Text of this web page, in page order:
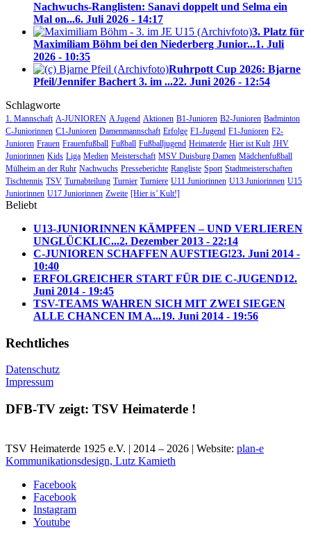
Nachwuchs-Ranglisten: Sanavi doppelt und Selma ein
Mal on...6. Juli 2026 - 14:17
3. Platz für
Maximiliam Böhm bei den Niederberg Junior...1. Juli
2026 - 10:35
Ruhrpott Cup 2026: Bjarne
Pfeil/Jennifer Bachert 3. im ...22. Juni 2026 - 12:54
Schlagworte
1. Mannschaft A-JUNIOREN A Jugend Aktionen B1-Junioren B2-Junioren Badminton
C-Juniorinnen C1-Junioren Damenmannschaft Erfolge F1-Jugend F1-Junioren F2-
Junioren Frauen Frauenfußball Fußball Fußballjugend Heimaterde Hier ist Kult JHV
Juniorinnen Kids Liga Medien Meisterschaft MSV Duisburg Damen Mädchenfußball
Mülheim an der Ruhr Nachwuchs Presseberichte Rangliste Sport Stadtmeisterschaften
Tischtennis TSV Turnabteilung Turnier Turniere U11 Juniorinnen U13 Juniorinnen U15
Juniorinnen U17 Juniorinnen Zweite [Hier is’ Kult!]
Beliebt
U13-JUNIORINNEN KÄMPFEN – UND VERLIEREN
UNGLÜCKLIC...2. Dezember 2013 - 22:14
C-JUNIOREN SCHAFFEN AUFSTIEG!23. Juni 2014 -
10:40
ERFOLGREICHER START FÜR DIE C-JUGEND12.
Juni 2014 - 19:45
TSV-TEAMS WAHREN SICH MIT ZWEI SIEGEN
ALLE CHANCEN IM A...19. Juni 2014 - 19:56
Rechtliches
Datenschutz
Impressum
DFB-TV zeigt: TSV Heimaterde !
TSV Heimaterde 1925 e.V. | 2014 – 2026 | Website: plan-e
Kommunikationsdesign, Lutz Kamieth
Facebook
Facebook
Instagram
Youtube